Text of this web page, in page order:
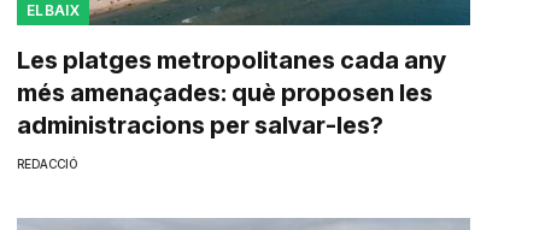
ELBAIX
Les platges metropolitanes cada any
més amenaçades: què proposen les
administracions per salvar-les?
REDACCIÓ